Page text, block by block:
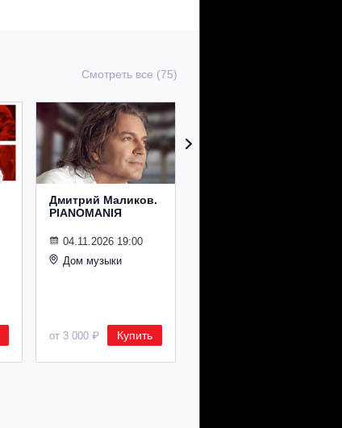
Смотреть все (75)
Дмитрий Маликов.
PIANOMANIЯ
04.11.2026 19:00
Дом музыки
от 3 000 ₽ Купить